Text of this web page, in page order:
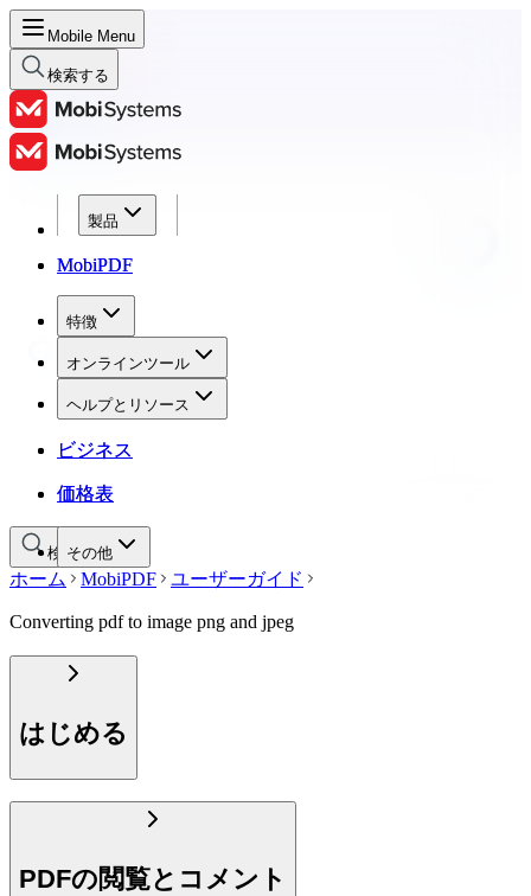
Mobile Menu
検索する
製品
MobiPDF
特徴
オンラインツール
ヘルプとリソース
ビジネス
価格表
その他
製品
MobiPDF
特徴
オンラインツール
ヘルプとリソース
ビジネス
価格表
検索する
ホーム MobiPDF ユーザーガイド
Converting pdf to image png and jpeg
はじめる
PDFの閲覧とコメント